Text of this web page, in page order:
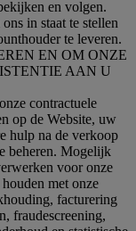
en volgen.
in staat te stellen
te leveren.
EN OM ONZE
AAN U
contractuele
op de Website, uw
hulp na de verkoop
beheren. Mogelijk
voor onze
met onze
facturering
fraudescreening,